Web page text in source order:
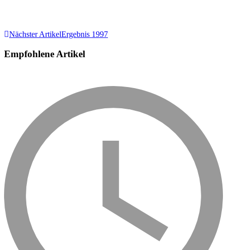
Beitragsnavigation
Nächster ArtikelErgebnis 1997
Empfohlene Artikel